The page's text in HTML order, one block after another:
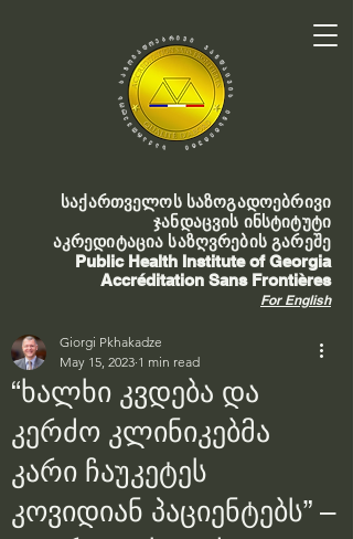
საქართველოს საზოგადოებრივი
ჯანდაცვის ინსტიტუტი
აკრედიტაცია საზღვრების გარეშე
Public Health Institute of Georgia
Accréditation Sans Frontières
For English
“ხალხი კვდება და
კერძო კლინიკებმა
კარი ჩაუკეტეს
კოვიდიან პაციენტებს” –
Giorgi Pkhakadze
May 15, 2023 1 min read